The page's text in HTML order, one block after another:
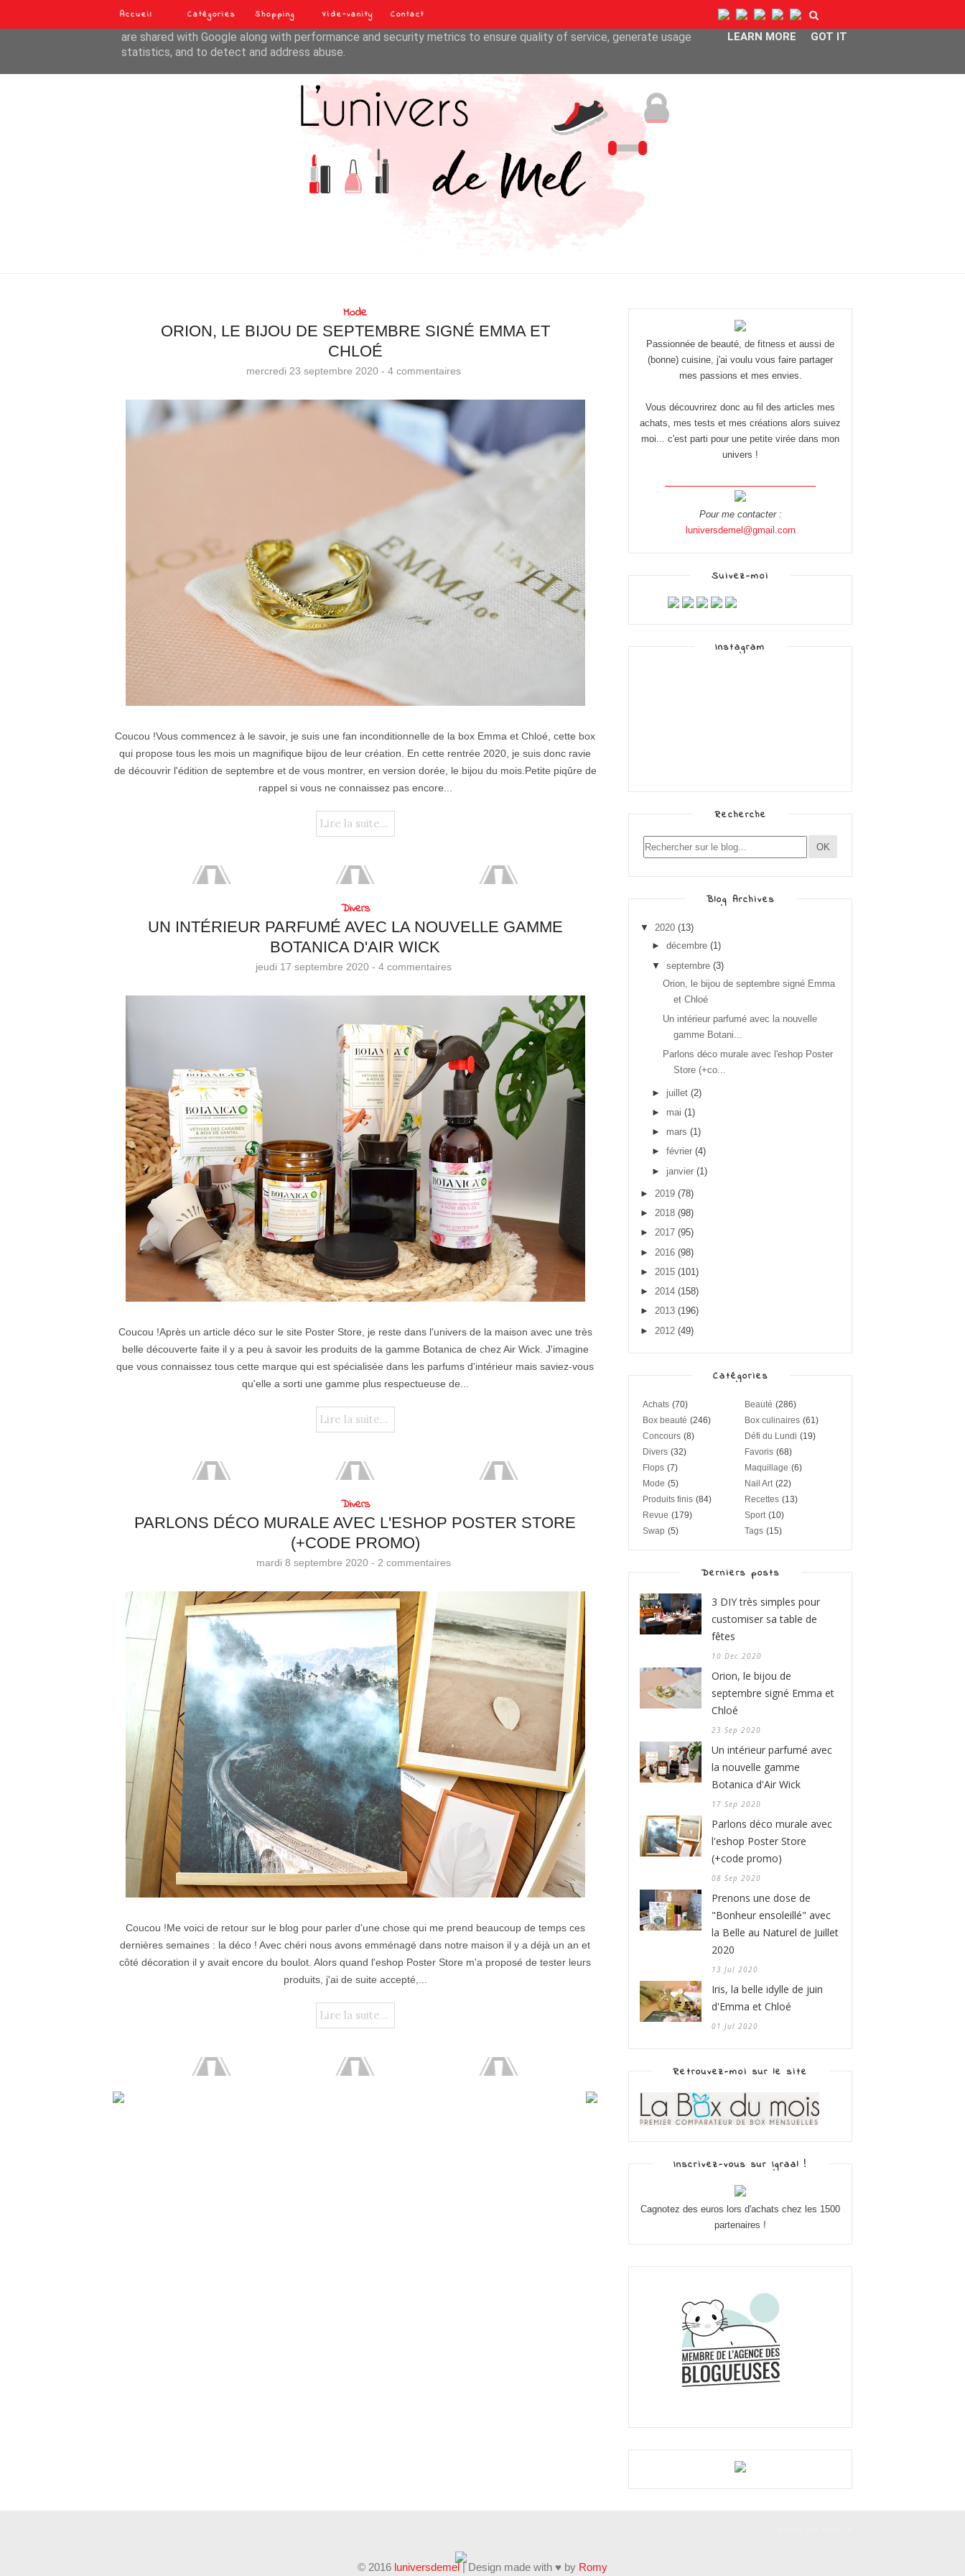
Accueil Catégories Shopping Vide-vanity Contact
Mode
ORION, LE BIJOU DE SEPTEMBRE SIGNÉ EMMA ET
CHLOÉ
mercredi 23 septembre 2020 - 4 commentaires
Coucou !Vous commencez à le savoir, je suis une fan inconditionnelle de la box Emma et Chloé, cette box
qui propose tous les mois un magnifique bijou de leur création. En cette rentrée 2020, je suis donc ravie
de découvrir l'édition de septembre et de vous montrer, en version dorée, le bijou du mois.Petite piqûre de
rappel si vous ne connaissez pas encore...
Lire la suite...
Divers
UN INTÉRIEUR PARFUMÉ AVEC LA NOUVELLE GAMME
BOTANICA D'AIR WICK
jeudi 17 septembre 2020 - 4 commentaires
Coucou !Après un article déco sur le site Poster Store, je reste dans l'univers de la maison avec une très
belle découverte faite il y a peu à savoir les produits de la gamme Botanica de chez Air Wick. J'imagine
que vous connaissez tous cette marque qui est spécialisée dans les parfums d'intérieur mais saviez-vous
qu'elle a sorti une gamme plus respectueuse de...
Lire la suite...
Divers
PARLONS DÉCO MURALE AVEC L'ESHOP POSTER STORE
(+CODE PROMO)
mardi 8 septembre 2020 - 2 commentaires
Coucou !Me voici de retour sur le blog pour parler d'une chose qui me prend beaucoup de temps ces
dernières semaines : la déco ! Avec chéri nous avons emménagé dans notre maison il y a déjà un an et
côté décoration il y avait encore du boulot. Alors quand l'eshop Poster Store m'a proposé de tester leurs
produits, j'ai de suite accepté,...
Lire la suite...
Passionnée de beauté, de fitness et aussi de
(bonne) cuisine, j'ai voulu vous faire partager
mes passions et mes envies.
Vous découvrirez donc au fil des articles mes
achats, mes tests et mes créations alors suivez
moi... c'est parti pour une petite virée dans mon
univers !
Pour me contacter :
luniversdemel@gmail.com
Suivez-moi
Instagram
Recherche
Blog Archives
▼ 2020 (13)
► décembre (1)
▼
septembre (3)
Orion, le bijou de septembre signé Emma
et Chloé
Un intérieur parfumé avec la nouvelle
gamme Botani...
Parlons déco murale avec l'eshop Poster
Store (+co...
► juillet (2)
► mai (1)
► mars (1)
► février (4)
► janvier (1)
► 2019 (78)
► 2018 (98)
► 2017 (95)
► 2016 (98)
► 2015 (101)
► 2014 (158)
► 2013 (196)
► 2012 (49)
Catégories
Achats (70) Beauté (286)
Box beauté (246) Box culinaires (61)
Concours (8) Défi du Lundi (19)
Divers (32) Favoris (68)
Flops (7) Maquillage (6)
Mode (5) Nail Art (22)
Produits finis (84) Recettes (13)
Revue (179) Sport (10)
Swap (5) Tags (15)
Derniers posts
3 DIY très simples pour
customiser sa table de
fêtes
10 Dec 2020
Orion, le bijou de
septembre signé Emma et
Chloé
23 Sep 2020
Un intérieur parfumé avec
la nouvelle gamme
Botanica d'Air Wick
17 Sep 2020
Parlons déco murale avec
l'eshop Poster Store
(+code promo)
08 Sep 2020
Prenons une dose de
"Bonheur ensoleillé" avec
la Belle au Naturel de Juillet
2020
13 Jul 2020
Iris, la belle idylle de juin
d'Emma et Chloé
01 Jul 2020
Retrouvez-moi sur le site
Inscrivez-vous sur Igraal !
Cagnotez des euros lors d'achats chez les 1500
partenaires !
© 2016 luniversdemel| Design made with ♥ by Romy
This site uses cookies from Google to deliver its services and to analyze traffic. Your IP address and user-agent
are shared with Google along with performance and security metrics to ensure quality of service, generate usage
statistics, and to detect and address abuse.
LEARN MORE GOT IT